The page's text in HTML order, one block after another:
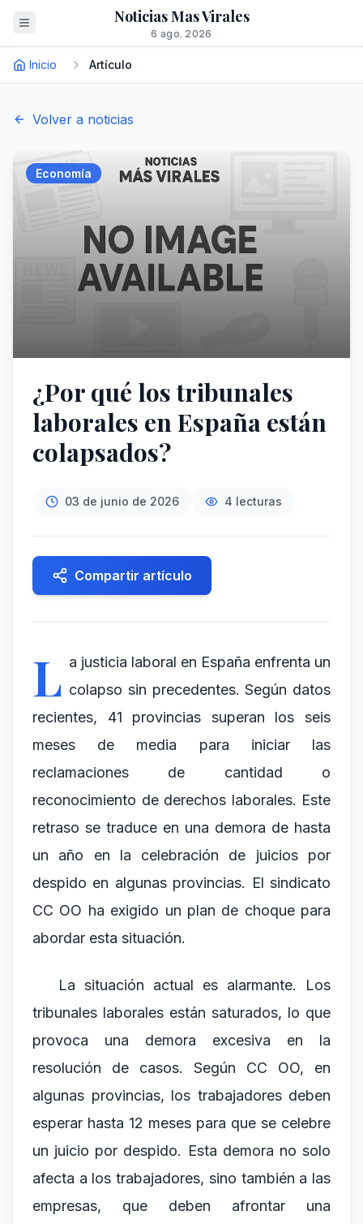
Noticias Mas Virales
6 ago. 2026
Inicio Artículo
Volver a noticias
Economía
¿Por qué los tribunales
laborales en España están
colapsados?
03 de junio de 2026 4 lecturas
Compartir artículo
L a justicia laboral en España enfrenta un
colapso sin precedentes. Según datos
recientes, 41 provincias superan los seis
meses de media para iniciar las
reclamaciones de cantidad o
reconocimiento de derechos laborales. Este
retraso se traduce en una demora de hasta
un año en la celebración de juicios por
despido en algunas provincias. El sindicato
CC OO ha exigido un plan de choque para
abordar esta situación.
La situación actual es alarmante. Los
tribunales laborales están saturados, lo que
provoca una demora excesiva en la
resolución de casos. Según CC OO, en
algunas provincias, los trabajadores deben
esperar hasta 12 meses para que se celebre
un juicio por despido. Esta demora no solo
afecta a los trabajadores, sino también a las
empresas, que deben afrontar una